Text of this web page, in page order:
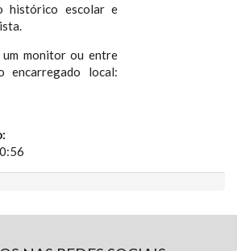
histórico escolar e
um monitor ou entre
encarregado local: